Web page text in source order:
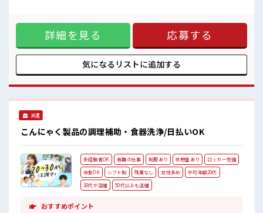
ろん男性の応募も歓迎ですよ！ ≪髪型自由≫ 基本的に髪色自
由で明るすぎたり奇抜でなければOKです！ (規定有)≪初めて
の仕事だけど自分にもできそう≫ 新しいことにチャレンジす
るのは不安だけど、 しっかり働く環境が整っています！ イチ
からスキルUP・ステップUP目指していきましょう！ ■職場
の雰囲気 女性多めで休み時間は女子トークがあふれる職場で
少のヘアカラーもOKなのはウレシイPoint☆
詳細を見る 応募する
気になるリストに追加する
派遣
こんにゃく製品の調理補助・食器洗浄/日払いOK
未経験者OK 長期の仕事 制服あり 休憩室あり
ロッカー完備
染髪OK
シフト制 残業なし 女性多め
平均年齢20代
30代が活躍
50代以上も活躍
おすすめポイント